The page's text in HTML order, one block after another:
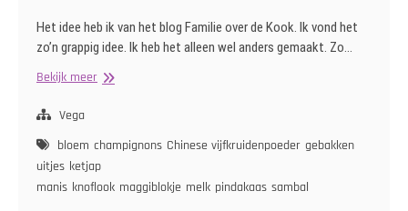
Het idee heb ik van het blog Familie over de Kook. Ik vond het
zo’n grappig idee. Ik heb het alleen wel anders gemaakt. Zo…
Bekijk meerSaté
Vega
bloem champignons Chinese vijfkruidenpoeder gebakken
uitjes ketjap
manis knoflook maggiblokje melk pindakaas sambal